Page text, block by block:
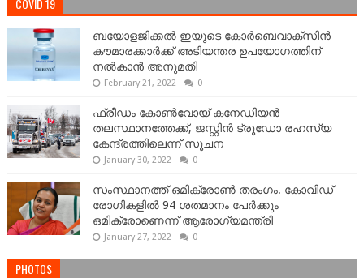
COVID 19
ബയോളജിക്കല്‍ ഇയുടെ കോര്‍ബെവാക്സിൻ
കൗമാരക്കാർക്ക് അടിയന്തര ഉപയോഗത്തിന്
നൽകാൻ അനുമതി
February 21, 2022 0
ഫ്രീഡം കോണ്‍വോയ് കനേഡിയന്‍
തലസ്ഥാനത്തേക്ക്, ജസ്റ്റിൻ ട്രൂഡോ രഹസ്യ
കേന്ദ്രത്തിലെന്ന് സൂചന
January 30, 2022 0
സംസ്ഥാനത്ത് ഒമിക്രോണ്‍ തരംഗം. കോവിഡ്
രോഗികളിൽ 94 ശതമാനം പേർക്കും
ഒമിക്രോണെന്ന് ആരോഗ്യമന്ത്രി
January 27, 2022 0
PHOTOS